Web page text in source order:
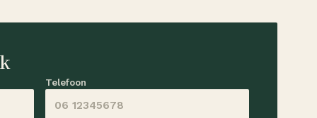
Telefoon